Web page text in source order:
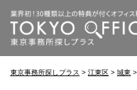
東京事務所探しプラス > 江東区 > 城東 >